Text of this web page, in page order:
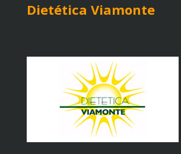
Dietética Viamonte